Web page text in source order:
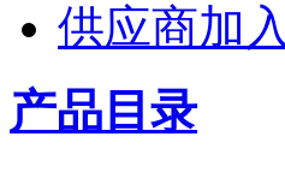
供应商加入
产品目录